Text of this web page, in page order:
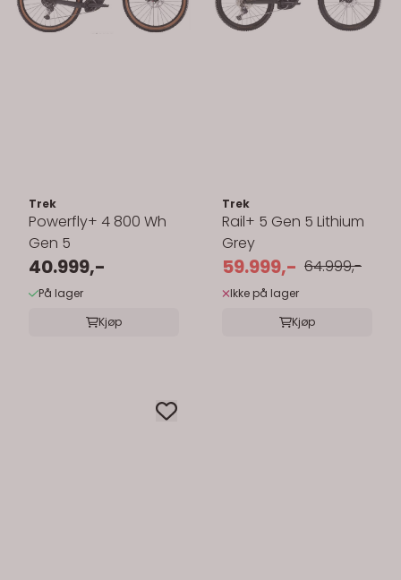
Trek
Powerfly+ 4 800 Wh
Gen 5
40.999,-
På lager
Kjøp
Trek
Rail+ 5 Gen 5 Lithium
Grey
59.999,- 64.999,-
Ikke på lager
Kjøp